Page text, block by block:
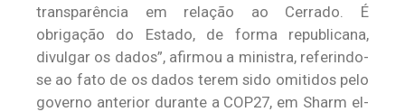
transparência em relação ao Cerrado. É
obrigação do Estado, de forma republicana,
divulgar os dados”, afirmou a ministra, referindo-
se ao fato de os dados terem sido omitidos pelo
governo anterior durante a COP27, em Sharm el-